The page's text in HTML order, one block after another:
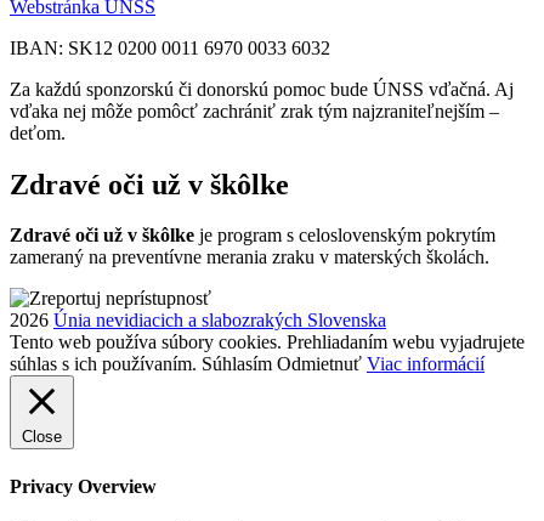
Webstránka ÚNSS
IBAN: SK12 0200 0011 6970 0033 6032
Za každú sponzorskú či donorskú pomoc bude ÚNSS vďačná. Aj
vďaka nej môže pomôcť zachrániť zrak tým najzraniteľnejším –
deťom.
Zdravé oči už v škôlke
Zdravé oči už v škôlke je program s celoslovenským pokrytím
zameraný na preventívne merania zraku v materských školách.
2026 Únia nevidiacich a slabozrakých Slovenska
Tento web používa súbory cookies. Prehliadaním webu vyjadrujete
súhlas s ich používaním. Súhlasím Odmietnuť Viac informácií
Close
Privacy Overview